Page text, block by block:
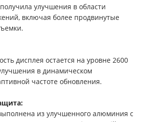
улучшения в области
включая более продвинутые
дисплея остается на уровне 2600
в динамическом
частоте обновления.
из улучшенного алюминия с